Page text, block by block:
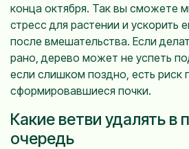
конца октября. Так вы сможете
стресс для растении и ускорить
после вмешательства. Если
рано, дерево может не успеть
если слишком поздно, есть риск
сформировавшиеся почки.
Какие ветви удалять в
очередь